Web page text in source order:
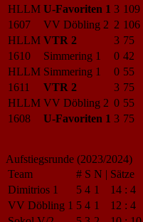
HLLM U-Favoriten 1 3 109
1607
VV Döbling 2 2 106
HLLM VTR 2 3 75
1610
Simmering 1 0 42
HLLM Simmering 1 0 55
1611
VTR 2 3 75
HLLM VV Döbling 2 0 55
1608
U-Favoriten 1 3 75
Aufstiegsrunde (2023/2024)
Team
# S N | Sätze
Dimitrios 1
5 4 1 14 : 4
VV Döbling 1 5 4 1 12 : 4